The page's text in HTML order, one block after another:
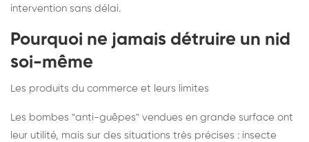
intervention sans délai.
Pourquoi ne jamais détruire un nid
soi-même
Les produits du commerce et leurs limites
Les bombes "anti-guêpes" vendues en grande surface ont
leur utilité, mais sur des situations très précises : insecte